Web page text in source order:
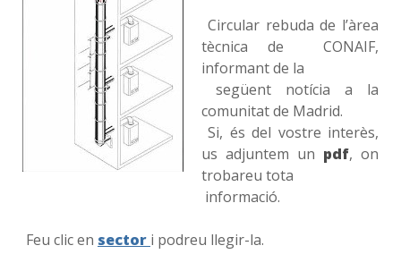
Circular rebuda de l’àrea
tècnica de
CONAIF,
informant de la
següent notícia a la
comunitat de Madrid.
Si, és del vostre interès,
us adjuntem un pdf, on
trobareu tota
informació.
Feu clic en sector i podreu llegir-la.